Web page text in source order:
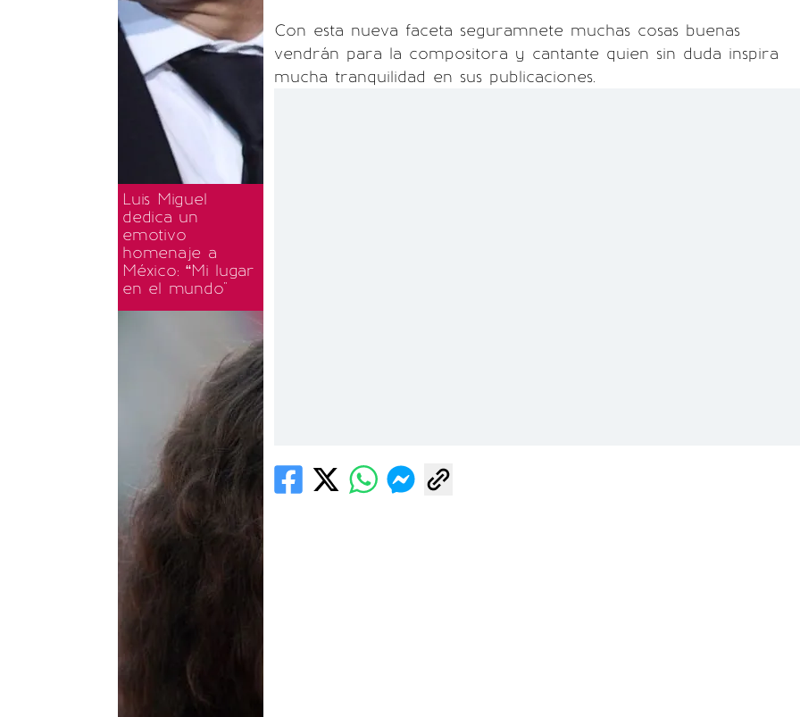
Luis Miguel
dedica un
emotivo
homenaje a
México: “Mi lugar
en el mundo"
Con esta nueva faceta seguramnete muchas cosas buenas
vendrán para la compositora y cantante quien sin duda inspira
mucha tranquilidad en sus publicaciones.